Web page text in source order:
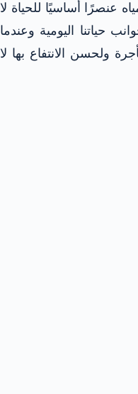
عنصرًا أساسيًا للحياة لا
حياتنا اليومية وعندما
ولحسن الانتفاع بها لا